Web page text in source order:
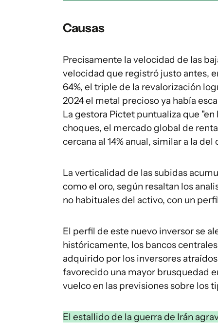
Causas
Precisamente la velocidad de las
velocidad que registró justo antes,
64%, el triple de la revalorización
2024 el metal precioso ya había
La gestora Pictet puntualiza que
choques, el mercado global de
cercana al 14% anual, similar a la del
La verticalidad de las subidas
como el oro, según resaltan los
no habituales del activo, con un
El perfil de este nuevo inversor se
históricamente, los bancos
adquirido por los inversores
favorecido una mayor brusquedad
vuelco en las previsiones sobre los
El estallido de la guerra de Irán